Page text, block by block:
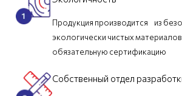
Продукция производится из
экологически чистых
обязательную сертификацию
Собственный отдел